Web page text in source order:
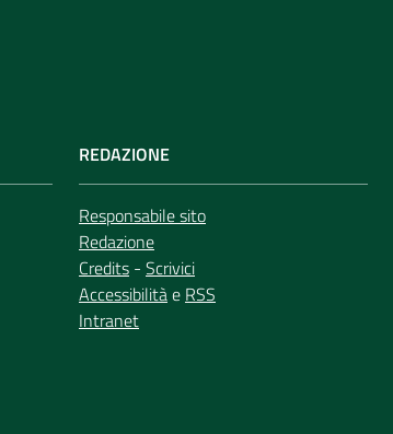
REDAZIONE
Responsabile sito
Redazione
Credits - Scrivici
Accessibilitàe RSS
Intranet